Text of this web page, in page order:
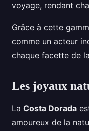
voyage, rendant
Grâce à cette
comme un acteur
chaque facette de
Les joyaux
La Costa Dorada
amoureux de la